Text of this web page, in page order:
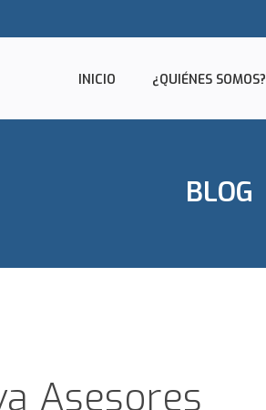
INICIO ¿QUIÉNES SOMOS?
BLOG
Asesores